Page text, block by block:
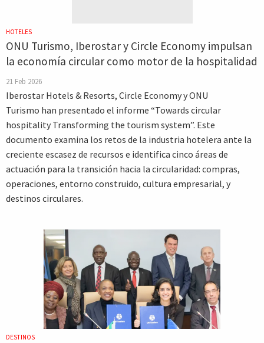
HOTELES
ONU Turismo, Iberostar y Circle Economy impulsan
la economía circular como motor de la hospitalidad
21 Feb 2026
Iberostar Hotels & Resorts, Circle Economy y ONU
Turismo han presentado el informe “Towards circular
hospitality Transforming the tourism system”. Este
documento examina los retos de la industria hotelera ante la
creciente escasez de recursos e identifica cinco áreas de
actuación para la transición hacia la circularidad: compras,
operaciones, entorno construido, cultura empresarial, y
destinos circulares.
DESTINOS